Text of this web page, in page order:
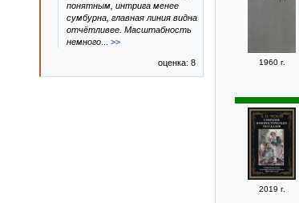
1960 г.
2019 г.
понятным, интрига менее
сумбурна, главная линия видна
отчётливее. Масштабность
немного
>>
оценка: 8